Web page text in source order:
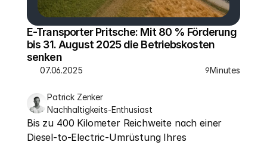
E-Transporter Pritsche: Mit 80 % Förderung
bis 31. August 2025 die Betriebskosten
senken
07.06.2025 9Minutes
Patrick Zenker
Nachhaltigkeits-Enthusiast
Bis zu 400 Kilometer Reichweite nach einer
Diesel-to-Electric-Umrüstung Ihres